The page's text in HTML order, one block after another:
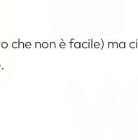
che non è facile) ma ci